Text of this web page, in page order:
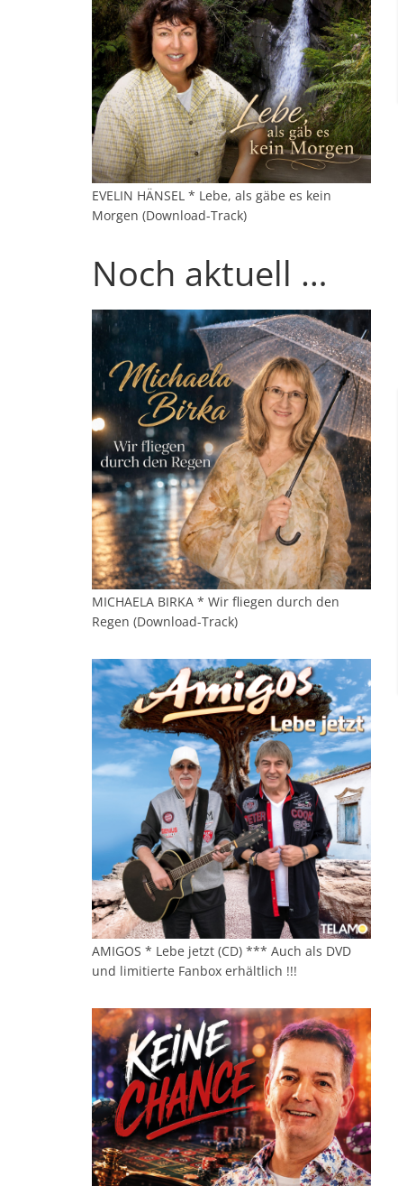
EVELIN HÄNSEL * Lebe, als gäbe es kein
Morgen (Download-Track)
Noch aktuell …
MICHAELA BIRKA * Wir fliegen durch den
Regen (Download-Track)
AMIGOS * Lebe jetzt (CD) *** Auch als DVD
und limitierte Fanbox erhältlich !!!